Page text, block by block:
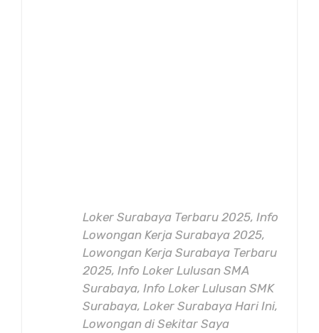
Loker Surabaya Terbaru 2025, Info
Lowongan Kerja Surabaya 2025,
Lowongan Kerja Surabaya Terbaru
2025, Info Loker Lulusan SMA
Surabaya, Info Loker Lulusan SMK
Surabaya, Loker Surabaya Hari Ini,
Lowongan di Sekitar Saya